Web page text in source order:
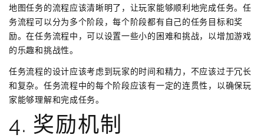
地图任务的流程应该清晰明了，让玩家能够顺利地完成任务。任
务流程可以分为多个阶段，每个阶段都有自己的任务目标和奖
励。在任务流程中，可以设置一些小的困难和挑战，以增加游戏
的乐趣和挑战性。
任务流程的设计应该考虑到玩家的时间和精力，不应该过于冗长
和复杂。任务流程中的每个阶段应该有一定的连贯性，以确保玩
家能够理解和完成任务。
4. 奖励机制